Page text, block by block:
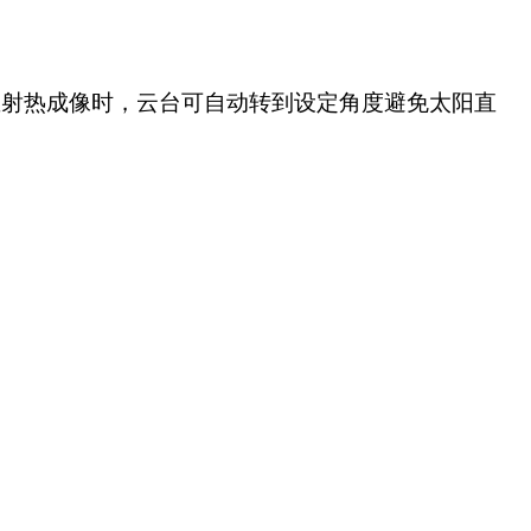
热成像时，云台可自动转到设定角度避免太阳直